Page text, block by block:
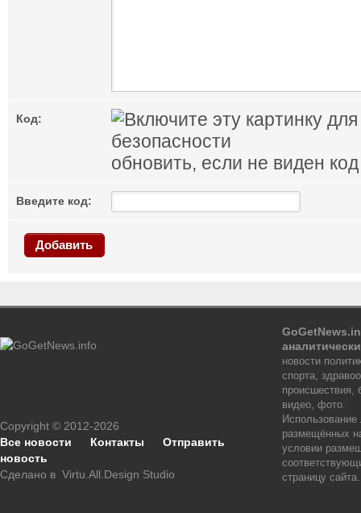
Код:
обновить, если не виден код
Введите код:
Добавить
Copyright © 2012-2026
Все новости
Контакты
Отправить
новость
Сделано в Virtu.All.Design Studio
новости
спорта,
происшествия,
видео, фото.
размещённых
условии
страницу сайта.